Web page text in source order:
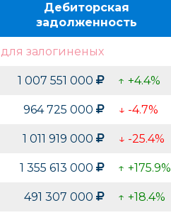
Globen
Дебиторская
задолженность
для залогиненых
1 007 551 000 ↑ +4.4%
964 725 000 ↓ -4.7%
1 011 919 000 ↓ -25.4%
1 355 613 000 ↑ +175.9%
491 307 000 ↑ +18.4%